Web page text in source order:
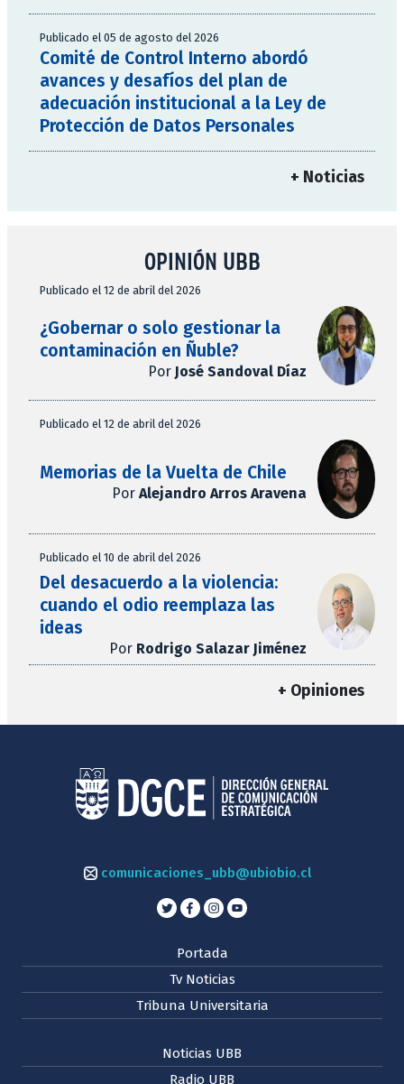
Publicado el 05 de agosto del 2026
Comité de Control Interno abordó
avances y desafíos del plan de
adecuación institucional a la Ley de
Protección de Datos Personales
+ Noticias
OPINIÓN UBB
Publicado el 12 de abril del 2026
¿Gobernar o solo gestionar la
contaminación en Ñuble?
Por José Sandoval Díaz
Publicado el 12 de abril del 2026
Memorias de la Vuelta de Chile
Por Alejandro Arros Aravena
Publicado el 10 de abril del 2026
Del desacuerdo a la violencia:
cuando el odio reemplaza las
ideas
Por Rodrigo Salazar Jiménez
+ Opiniones
comunicaciones_ubb@ubiobio.cl
Portada
Tv Noticias
Tribuna Universitaria
Noticias UBB
Radio UBB